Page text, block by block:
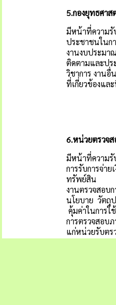
5.กองยุทธศา
มีหน้าที่ความรั
ประชาชนใน
งานงบประมา
ติดตามและปร
วิชาการ งานอื่
ที่เกี่ยวข้องแล
6.หน่วยตรวจ
มีหน้าที่ความรั
การรับการจ่า
ทรัพย์สิน
งานตรวจสอบ
นโยบาย วัตถุ
คุ้มค่าในการใ
การตรวจสอบ
แก่หน่วยรับตร